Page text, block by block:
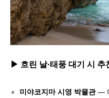
▶ 흐린 날·태풍 대기 시
미야코지마 시영 박물관—